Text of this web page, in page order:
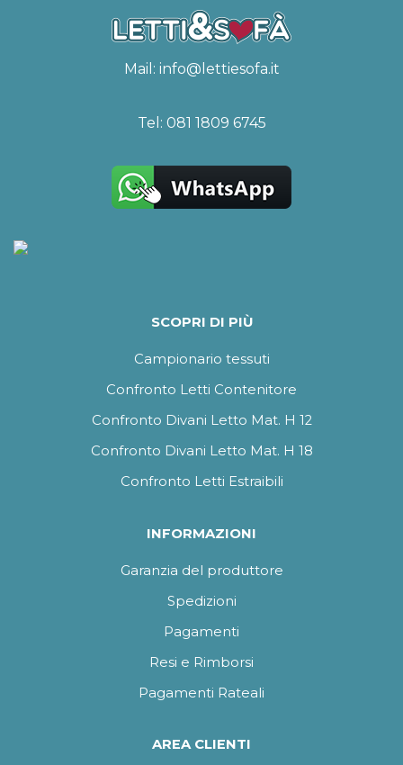
Mail: info@lettiesofa.it
Tel: 081 1809 6745
SCOPRI DI PIÙ
Campionario tessuti
Confronto Letti Contenitore
Confronto Divani Letto Mat. H 12
Confronto Divani Letto Mat. H 18
Confronto Letti Estraibili
INFORMAZIONI
Garanzia del produttore
Spedizioni
Pagamenti
Resi e Rimborsi
Pagamenti Rateali
AREA CLIENTI